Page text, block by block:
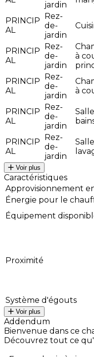
jardin
PRINCIP
AL
Rez-
de-
jardin
PRINCIP
AL
Rez-
de-
jardin
à
PRINCIP
AL
Rez-
de-
jardin
à
PRINCIP
AL
Rez-
de-
jardin
PRINCIP
AL
Rez-
de-
jardin
Voir plus
Caractéristiques
Approvisionnement
Énergie pour le
Équipement
Proximité
Système d'égouts
Voir plus
Addendum
Bienvenue dans ce
Découvrez tout ce